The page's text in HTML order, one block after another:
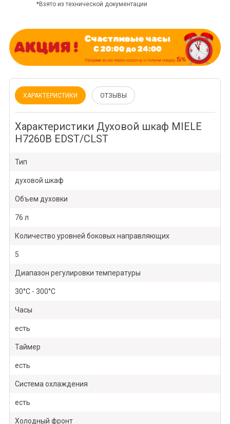
*Взято из технической документации
ХАРАКТЕРИСТИКИ ОТЗЫВЫ
Характеристики Духовой шкаф MIELE
H7260B EDST/CLST
Тип
духовой шкаф
Объем духовки
76 л
Количество уровней боковых направляющих
5
Диапазон регулировки температуры
30°С - 300°С
Часы
есть
Таймер
есть
Система охлаждения
есть
Холодный фронт